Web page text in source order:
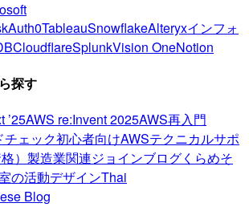
Auth0TableauSnowflakeAlteryxインフォ
CloudflareSplunkVision OneNotion
探す
’25AWS re:Invent 2025AWS再入門
ェック初心者向けAWSテクニカルサポ
） 製造業関連ジョインブログくらめそ
の活動デザインThai
Blog